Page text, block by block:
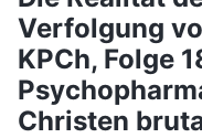
Verfolgung
KPCh, Folge
Christen